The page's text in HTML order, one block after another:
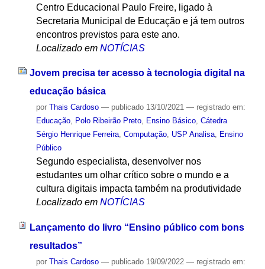
Centro Educacional Paulo Freire, ligado à
Secretaria Municipal de Educação e já tem outros
encontros previstos para este ano.
Localizado em NOTÍCIAS
Jovem precisa ter acesso à tecnologia digital na
educação básica
por Thais Cardoso — publicado13/10/2021 — registrado em:
Educação, Polo Ribeirão Preto, Ensino Básico, Cátedra
Sérgio Henrique Ferreira, Computação, USP Analisa, Ensino
Público
Segundo especialista, desenvolver nos
estudantes um olhar crítico sobre o mundo e a
cultura digitais impacta também na produtividade
Localizado em NOTÍCIAS
Lançamento do livro “Ensino público com bons
resultados”
por Thais Cardoso — publicado19/09/2022 — registrado em: